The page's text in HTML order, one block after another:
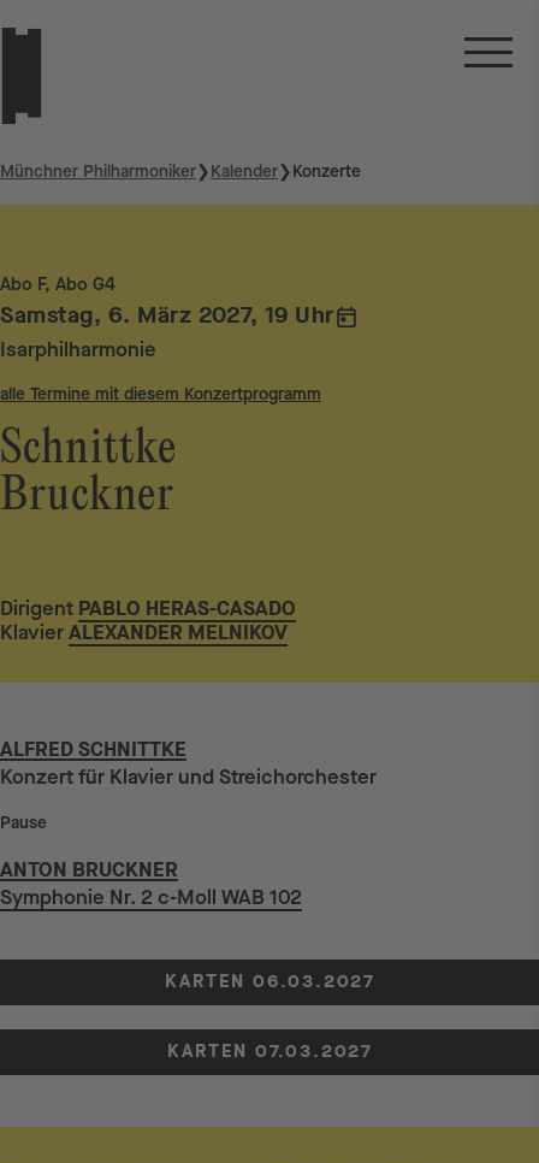
Münchner Philharmoniker❯Kalender❯Konzerte
Abo F, Abo G4
Schnittke
Bruckner
Samstag, 6. März 2027, 19 Uhr
Isarphilharmonie
alle Termine mit diesem Konzertprogramm
Dirigent PABLO HERAS-CASADO
KlavierALEXANDER MELNIKOV
ALFRED SCHNITTKE
Konzert für Klavier und Streichorchester
Pause
ANTON BRUCKNER
Symphonie Nr. 2 c-Moll WAB 102
KARTEN 06.03.2027
KARTEN 07.03.2027